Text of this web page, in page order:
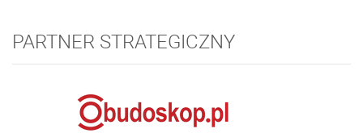
PARTNER STRATEGICZNY